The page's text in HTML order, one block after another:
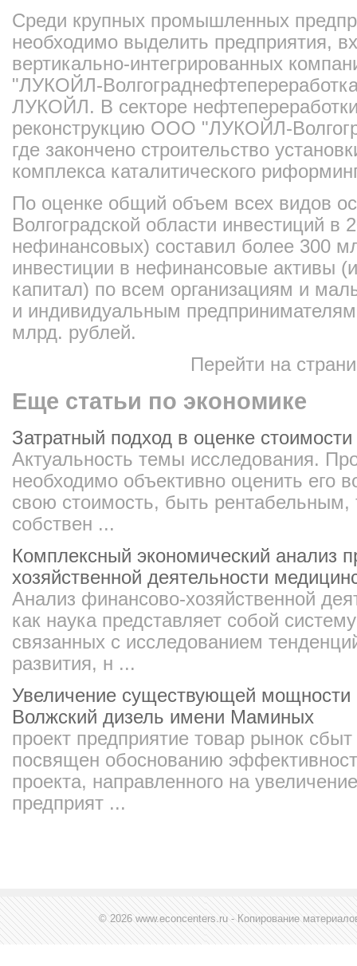
Среди крупных промышленных
необходимо выделить предприятия,
вертикально-интегрированных
"ЛУКОЙЛ-
ЛУКОЙЛ. В секторе
реконструкцию ООО "ЛУКОЙЛ-
где закончено строительство
комплекса каталитического
По оценке общий объем всех видов
Волгоградской области инвестиций в
нефинансовых) составил более 300
инвестиции в нефинансовые активы
капитал) по всем организациям и
и индивидуальным предпринимателям
млрд. рублей.
Перейти на
Еще статьи по экономике
Затратный подход в оценке стоимости
Актуальность темы исследования.
необходимо объективно оценить его
свою стоимость, быть рентабельным,
собствен ...
Комплексный экономический анализ
хозяйственной деятельности
Анализ финансово-хозяйственной
как наука представляет собой
связанных с исследованием
развития, н ...
Увеличение существующей
Волжский дизель имени Маминых
проект предприятие товар рынок
посвящен обоснованию
проекта, направленного на
предприят ...
© 2026 www.econcenters.ru - Копирование